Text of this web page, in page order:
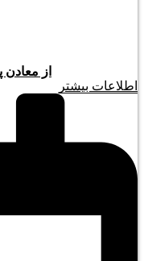
از معادن
اطلاعات بیشتر